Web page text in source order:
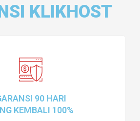
KLIKHOST
90 HARI
KEMBALI 100%